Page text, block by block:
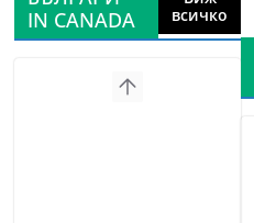
IN CANADA
всичко